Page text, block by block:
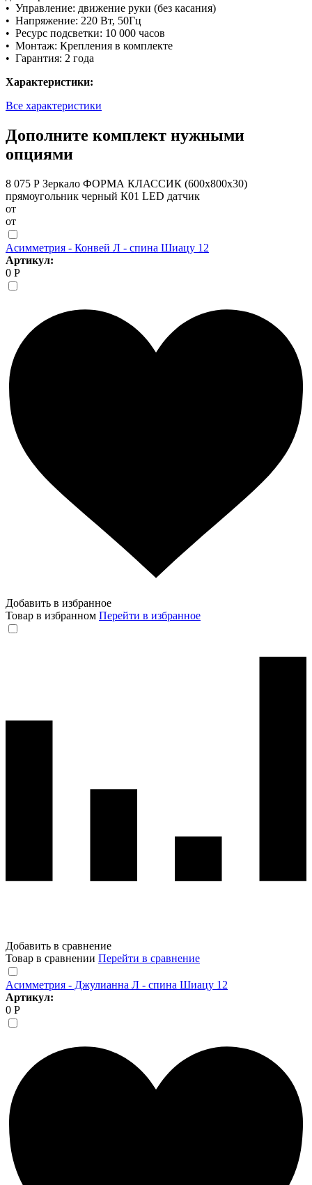
• Управление: движение руки (без касания)
• Напряжение: 220 Вт, 50Гц
• Ресурс подсветки: 10 000 часов
• Монтаж: Крепления в комплекте
• Гарантия: 2 года
Характеристики:
Все характеристики
Дополните комплект нужными
опциями
8 075 Р Зеркало ФОРМА КЛАССИК (600х800х30)
прямоугольник черный К01 LED датчик
от
от
Асимметрия - Конвей Л - спина Шиацу 12
Артикул:
0 Р
Добавить в избранное
Товар в избранном Перейти в избранное
Добавить в сравнение
Товар в сравнении Перейти в сравнение
Асимметрия - Джулианна Л - спина Шиацу 12
Артикул:
0 Р